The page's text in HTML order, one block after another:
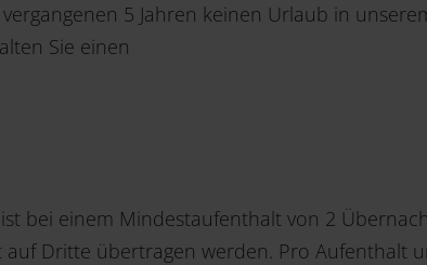
5 Jahren keinen Urlaub in
Sie einen
bei einem Mindestaufenthalt von 2
Dritte übertragen werden. Pro Aufenthalt